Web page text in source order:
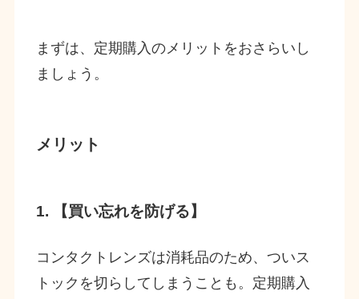
まずは、定期購入のメリットをおさらいし
ましょう。
メリット
1. 【買い忘れを防げる】
コンタクトレンズは消耗品のため、ついス
トックを切らしてしまうことも。定期購入